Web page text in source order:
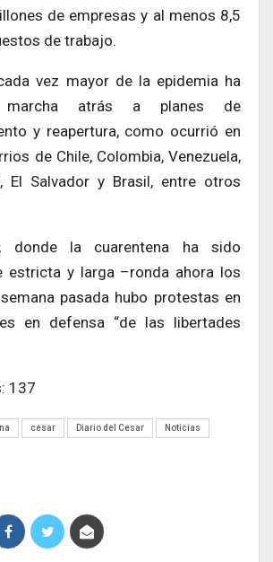
de empresas y al menos 8,5
de trabajo.
vez mayor de la epidemia ha
atrás a planes de
y reapertura, como ocurrió en
de Chile, Colombia, Venezuela,
El Salvador y Brasil, entre otros
donde la cuarentena ha sido
estricta y larga –ronda ahora los
pasada hubo protestas en
en defensa “de las libertades
137
cesar Diario del Cesar Noticias